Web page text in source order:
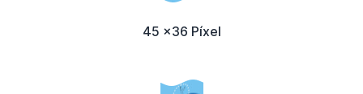
45 x36 Píxel